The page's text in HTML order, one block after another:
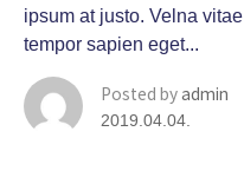
ipsum at justo. Velna
tempor sapien eget...
Posted byadmin
2019.04.04.